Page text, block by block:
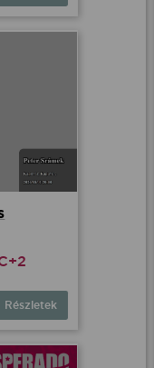
Részletek